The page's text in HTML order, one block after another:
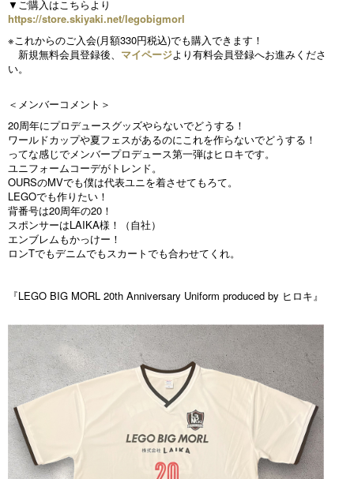
▼ご購入はこちらより
https://store.skiyaki.net/legobigmorl
※これからのご入会(月額330円税込)でも購入できます！
新規無料会員登録後、 マイページより有料会員登録へお進みくださ
い。
＜メンバーコメント＞
20周年にプロデュースグッズやらないでどうする！
ワールドカップや夏フェスがあるのにこれを作らないでどうする！
ってな感じでメンバープロデュース第一弾はヒロキです。
ユニフォームコーデがトレンド。
OURSのMVでも僕は代表ユニを着させてもろて。
LEGOでも作りたい！
背番号は20周年の20！
スポンサーはLAIKA様！（自社）
エンブレムもかっけー！
ロンTでもデニムでもスカートでも合わせてくれ。
『LEGO BIG MORL 20th Anniversary Uniform produced by ヒロキ』